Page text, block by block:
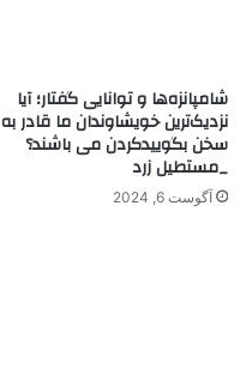
شامپانزه‌ها و توانایی گفتار؛ آیا
نزدیک‌ترین خویشاوندان ما قادر به
سخن بگویید‌کردن می باشند؟
_مستطیل زرد
آگوست 6, 2024